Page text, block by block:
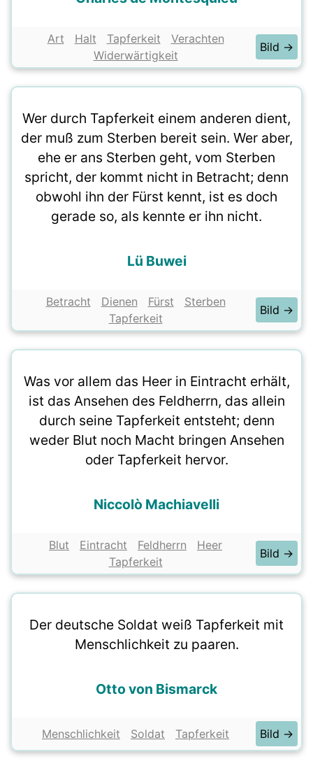
Art Halt Tapferkeit
Verachten
Widerwärtigkeit
Bild →
Wer durch Tapferkeit einem anderen dient,
der muß zum Sterben bereit sein. Wer aber,
ehe er ans Sterben geht, vom Sterben
spricht, der kommt nicht in Betracht; denn
obwohl ihn der Fürst kennt, ist es doch
gerade so, als kennte er ihn nicht.
Lü Buwei
Betracht Dienen Fürst
Sterben
Tapferkeit
Bild →
Was vor allem das Heer in Eintracht erhält,
ist das Ansehen des Feldherrn, das allein
durch seine Tapferkeit entsteht; denn
weder Blut noch Macht bringen Ansehen
oder Tapferkeit hervor.
Niccolò Machiavelli
Blut Eintracht Feldherrn
Heer
Tapferkeit
Bild →
Der deutsche Soldat weiß Tapferkeit mit
Menschlichkeit zu paaren.
Otto von Bismarck
Menschlichkeit Soldat Tapferkeit Bild →